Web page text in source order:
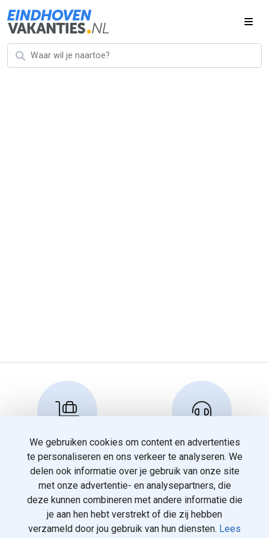
Reserveren en info
info@travelnoord.nl
Klantenservice
088 - 058 05 00
We gebruiken cookies om content en advertenties
te personaliseren en ons verkeer te analyseren. We
delen ook informatie over je gebruik van onze site
met onze advertentie- en analysepartners, die
deze kunnen combineren met andere informatie die
je aan hen hebt verstrekt of die zij hebben
verzameld door jou gebruik van hun diensten. Lees